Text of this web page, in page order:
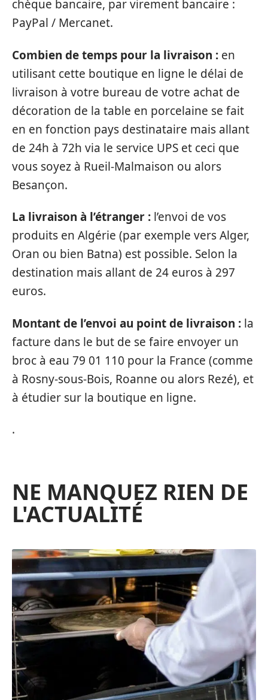
chèque bancaire, par virement bancaire :
PayPal / Mercanet.
Combien de temps pour la livraison : en
utilisant cette boutique en ligne le délai de
livraison à votre bureau de votre achat de
décoration de la table en porcelaine se fait
en en fonction pays destinataire mais allant
de 24h à 72h via le service UPS et ceci que
vous soyez à Rueil-Malmaison ou alors
Besançon.
La livraison à l’étranger : l’envoi de vos
produits en Algérie (par exemple vers Alger,
Oran ou bien Batna) est possible. Selon la
destination mais allant de 24 euros à 297
euros.
Montant de l’envoi au point de livraison : la
facture dans le but de se faire envoyer un
broc à eau 79 01 110 pour la France (comme
à Rosny-sous-Bois, Roanne ou alors Rezé), et
à étudier sur la boutique en ligne.
.
NE MANQUEZ RIEN DE
L'ACTUALITÉ